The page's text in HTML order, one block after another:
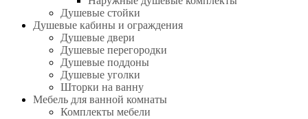
Душевые стойки
Душевые кабины и ограждения
Душевые двери
Душевые перегородки
Душевые поддоны
Душевые уголки
Шторки на ванну
Мебель для ванной комнаты
Комплекты мебели